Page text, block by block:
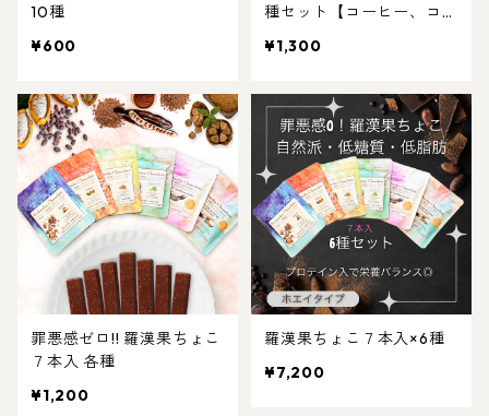
10種
¥600
種セット【コーヒー、ココ
¥1,300
罪悪感ゼロ!! 羅漢果ちょこ
７本入 各種
¥1,200
羅漢果ちょこ７本入×6種
¥7,200